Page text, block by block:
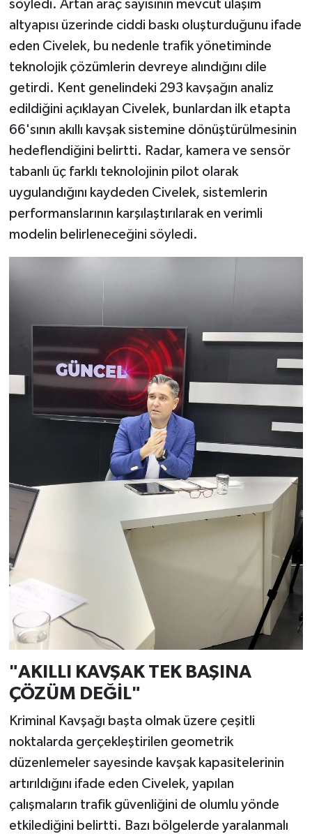
söyledi. Artan araç sayısının mevcut ulaşım
altyapısı üzerinde ciddi baskı oluşturduğunu ifade
eden Civelek, bu nedenle trafik yönetiminde
teknolojik çözümlerin devreye alındığını dile
getirdi. Kent genelindeki 293 kavşağın analiz
edildiğini açıklayan Civelek, bunlardan ilk etapta
66'sının akıllı kavşak sistemine dönüştürülmesinin
hedeflendiğini belirtti. Radar, kamera ve sensör
tabanlı üç farklı teknolojinin pilot olarak
uygulandığını kaydeden Civelek, sistemlerin
performanslarının karşılaştırılarak en verimli
modelin belirleneceğini söyledi.
"AKILLI KAVŞAK TEK BAŞINA
ÇÖZÜM DEĞİL"
Kriminal Kavşağı başta olmak üzere çeşitli
noktalarda gerçekleştirilen geometrik
düzenlemeler sayesinde kavşak kapasitelerinin
artırıldığını ifade eden Civelek, yapılan
çalışmaların trafik güvenliğini de olumlu yönde
etkilediğini belirtti. Bazı bölgelerde yaralanmalı